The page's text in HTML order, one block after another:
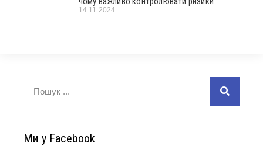
14.11.2024
Ми у Facebook